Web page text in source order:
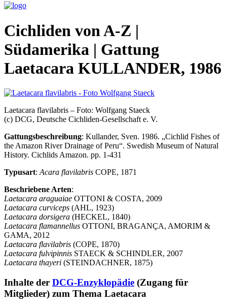
Cichliden von A-Z |
Südamerika | Gattung
Laetacara KULLANDER, 1986
Laetacara flavilabris – Foto: Wolfgang Staeck
(c) DCG, Deutsche Cichliden-Gesellschaft e. V.
Gattungsbeschreibung: Kullander, Sven. 1986. „Cichlid Fishes of
the Amazon River Drainage of Peru“. Swedish Museum of Natural
History. Cichlids Amazon. pp. 1-431
Typusart: Acara flavilabris COPE, 1871
Beschriebene Arten:
Laetacara araguaiae OTTONI & COSTA, 2009
Laetacara curviceps (AHL, 1923)
Laetacara dorsigera (HECKEL, 1840)
Laetacara flamannellus OTTONI, BRAGANÇA, AMORIM &
GAMA, 2012
Laetacara flavilabris (COPE, 1870)
Laetacara fulvipinnis STAECK & SCHINDLER, 2007
Laetacara thayeri (STEINDACHNER, 1875)
Inhalte der DCG-Enzyklopädie (Zugang für
Mitglieder) zum Thema Laetacara